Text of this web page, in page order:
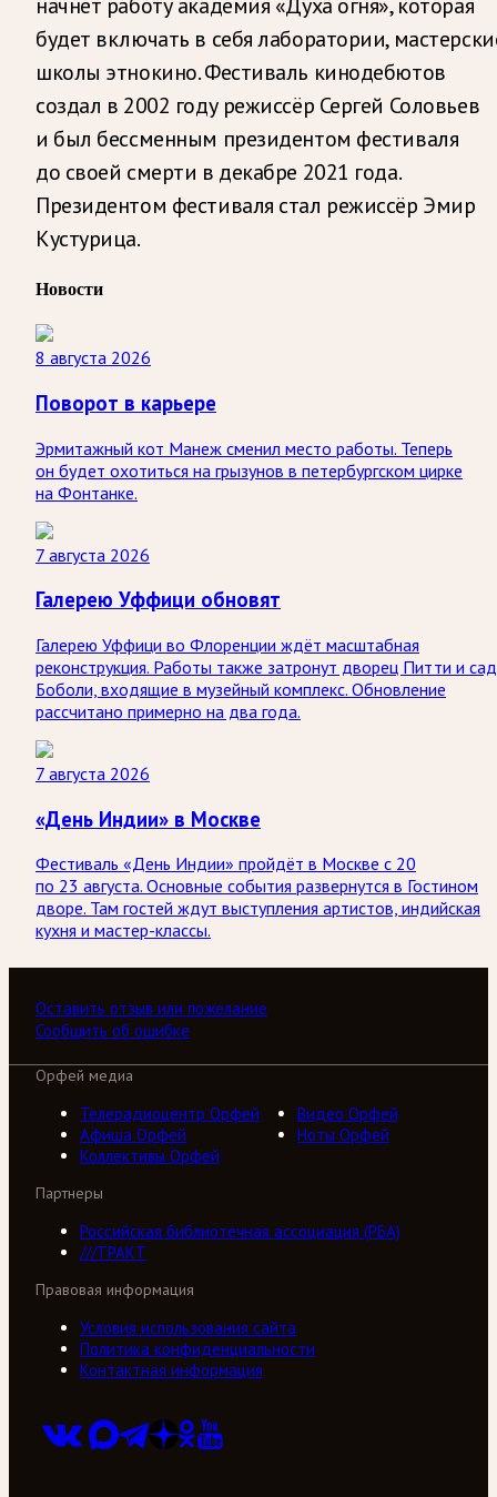
будет включать в себя лаборатории,
школы этнокино. Фестиваль кинодебютов
создал в 2002 году режиссёр Сергей Соловьев
и был бессменным президентом фестиваля
до своей смерти в декабре 2021 года.
Президентом фестиваля стал режиссёр Эмир
Кустурица.
Новости
8 августа 2026
Поворот в карьере
Эрмитажный кот Манеж сменил место работы. Теперь
он будет охотиться на грызунов в петербургском цирке
на Фонтанке.
7 августа 2026
Галерею Уффици обновят
Галерею Уффици во Флоренции ждёт масштабная
реконструкция. Работы также затронут дворец Питти и
Боболи, входящие в музейный комплекс. Обновление
рассчитано примерно на два года.
7 августа 2026
«День Индии» в Москве
Фестиваль «День Индии» пройдёт в Москве с 20
по 23 августа. Основные события развернутся в Гостином
дворе. Там гостей ждут выступления артистов, индийская
кухня и мастер-классы.
Оставить отзыв или пожелание
Сообщить об ошибке
Орфей медиа
Телерадиоцентр Орфей
Видео Орфей
Афиша Орфей
Ноты Орфей
Коллективы Орфей
Партнеры
Российская библиотечная ассоциация (РБА)
///ТРАКТ
Правовая информация
Условия использования сайта
Политика конфиденциальности
Контактная информация